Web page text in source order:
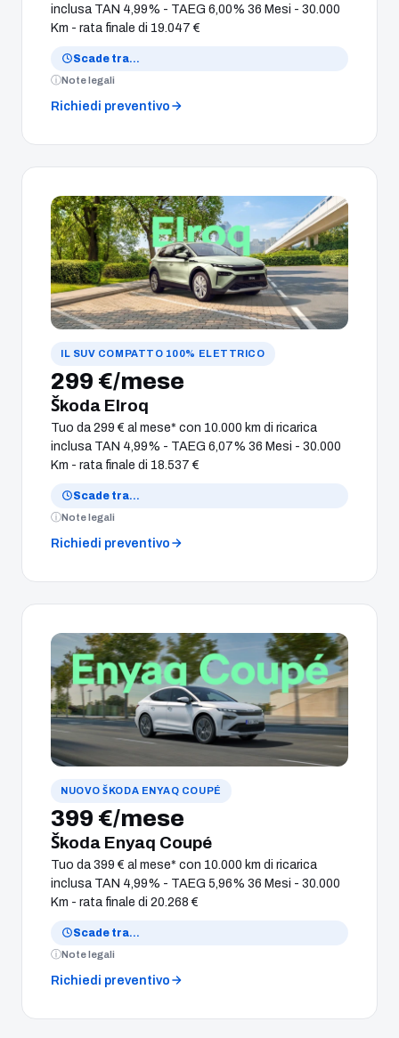
inclusa TAN 4,99% - TAEG 6,00% 36 Mesi - 30.000
Km - rata finale di 19.047 €
Scade tra…
Note legali
Richiedi preventivo
IL SUV COMPATTO 100% ELETTRICO
299 €/mese
Škoda Elroq
Tuo da 299 € al mese* con 10.000 km di ricarica
inclusa TAN 4,99% - TAEG 6,07% 36 Mesi - 30.000
Km - rata finale di 18.537 €
Scade tra…
Note legali
Richiedi preventivo
NUOVO ŠKODA ENYAQ COUPÉ
399 €/mese
Škoda Enyaq Coupé
Tuo da 399 € al mese* con 10.000 km di ricarica
inclusa TAN 4,99% - TAEG 5,96% 36 Mesi - 30.000
Km - rata finale di 20.268 €
Scade tra…
Note legali
Richiedi preventivo